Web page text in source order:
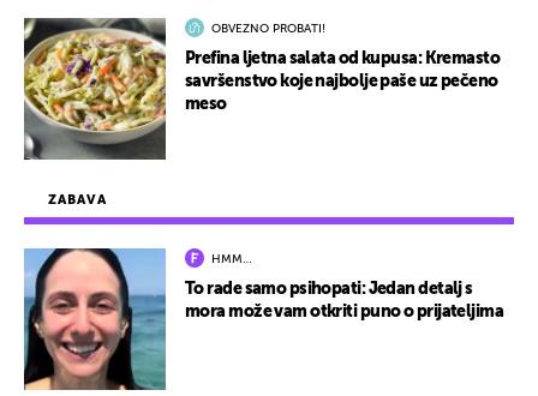
ZABAVA
HMM…
To rade samo psihopati: Jedan detalj s
mora može vam otkriti puno o prijateljima
OBVEZNO PROBATI!
Prefina ljetna salata od kupusa: Kremasto
savršenstvo koje najbolje paše uz pečeno
meso